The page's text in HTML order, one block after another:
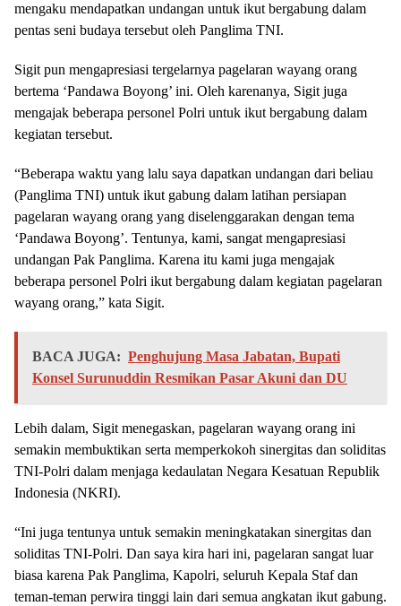
mengaku mendapatkan undangan untuk ikut bergabung dalam
pentas seni budaya tersebut oleh Panglima TNI.
Sigit pun mengapresiasi tergelarnya pagelaran wayang orang
bertema ‘Pandawa Boyong’ ini. Oleh karenanya, Sigit juga
mengajak beberapa personel Polri untuk ikut bergabung dalam
kegiatan tersebut.
“Beberapa waktu yang lalu saya dapatkan undangan dari beliau
(Panglima TNI) untuk ikut gabung dalam latihan persiapan
pagelaran wayang orang yang diselenggarakan dengan tema
‘Pandawa Boyong’. Tentunya, kami, sangat mengapresiasi
undangan Pak Panglima. Karena itu kami juga mengajak
beberapa personel Polri ikut bergabung dalam kegiatan pagelaran
wayang orang,” kata Sigit.
BACA JUGA: Penghujung Masa Jabatan, Bupati
Konsel Surunuddin Resmikan Pasar Akuni dan DU
Lebih dalam, Sigit menegaskan, pagelaran wayang orang ini
semakin membuktikan serta memperkokoh sinergitas dan soliditas
TNI-Polri dalam menjaga kedaulatan Negara Kesatuan Republik
Indonesia (NKRI).
“Ini juga tentunya untuk semakin meningkatakan sinergitas dan
soliditas TNI-Polri. Dan saya kira hari ini, pagelaran sangat luar
biasa karena Pak Panglima, Kapolri, seluruh Kepala Staf dan
teman-teman perwira tinggi lain dari semua angkatan ikut gabung.